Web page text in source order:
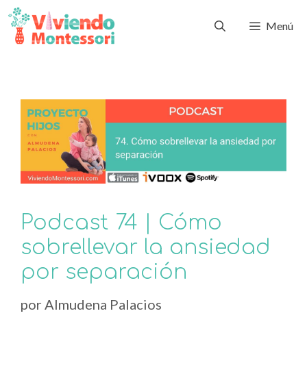
Menú
Podcast 74 | Cómo
sobrellevar la ansiedad
por separación
por Almudena Palacios